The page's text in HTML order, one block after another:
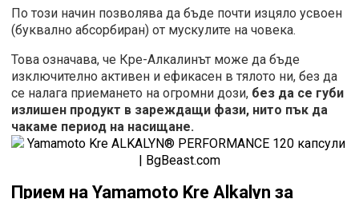
По този начин позволява да бъде почти изцяло усвоен
(буквално абсорбиран) от мускулите на човека.
Това означава, че Кре-Алкалинът може да бъде
изключително активен и ефикасен в тялото ни, без да
се налага приемането на огромни дози, без да се губи
излишен продукт в зареждащи фази, нито пък да
чакаме период на насищане.
Прием на Yamamoto Kre Alkalynза